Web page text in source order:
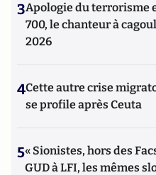
3Apologie du terrorisme
700, le chanteur à
2026
4Cette autre crise
se profile après Ceuta
5« Sionistes, hors des
GUD à LFI, les mêmes